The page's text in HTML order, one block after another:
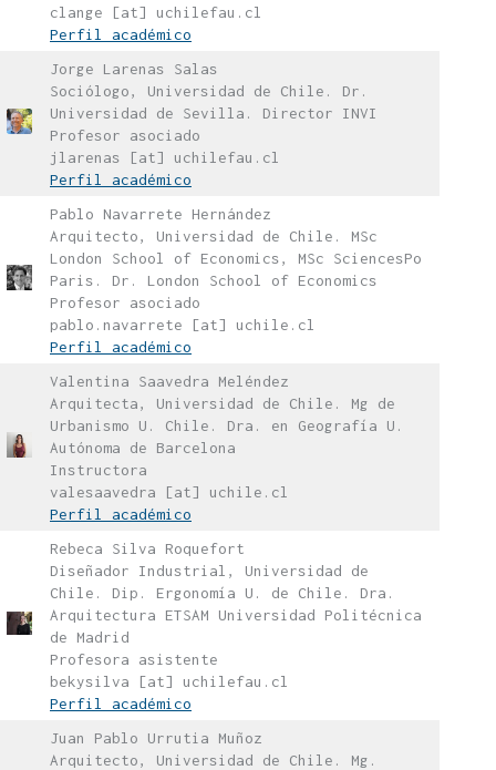
clange [at] uchilefau.cl
Perfil académico
Jorge Larenas Salas
Sociólogo, Universidad de Chile. Dr.
Universidad de Sevilla. Director INVI
Profesor asociado
jlarenas [at] uchilefau.cl
Perfil académico
Pablo Navarrete Hernández
Arquitecto, Universidad de Chile. MSc
London School of Economics, MSc SciencesPo
Paris. Dr. London School of Economics
Profesor asociado
pablo.navarrete [at] uchile.cl
Perfil académico
Valentina Saavedra Meléndez
Arquitecta, Universidad de Chile. Mg de
Urbanismo U. Chile. Dra. en Geografía U.
Autónoma de Barcelona
Instructora
valesaavedra [at] uchile.cl
Perfil académico
Rebeca Silva Roquefort
Diseñador Industrial, Universidad de
Chile. Dip. Ergonomía U. de Chile. Dra.
Arquitectura ETSAM Universidad Politécnica
de Madrid
Profesora asistente
bekysilva [at] uchilefau.cl
Perfil académico
Juan Pablo Urrutia Muñoz
Arquitecto, Universidad de Chile. Mg.